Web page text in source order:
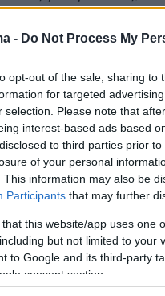
- Do Not Process My
opt-out of the sale, sharing
for targeted
selection. Please note that
interest-based ads based
to third parties prior
of your personal
This information may also be
Participants that may further
that this website/app uses one
but not limited to your
to Google and its third-party
consent section.
πίστευα ότι
σπουδές, να τα
Ποτέ δεν είχα
δεν την είπα αν
Εγώ
όπως είναι,
καλώς να το
μέχρι να την
τίποτα, άγχος
στο αυτοκίνητο,
».